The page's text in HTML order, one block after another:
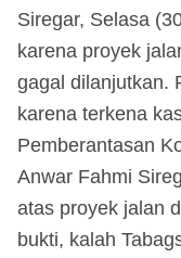
Siregar, Selasa
karena proyek
gagal dilanjutkan.
karena terkena
Pemberantasan
Anwar Fahmi
atas proyek jalan
bukti, kalah